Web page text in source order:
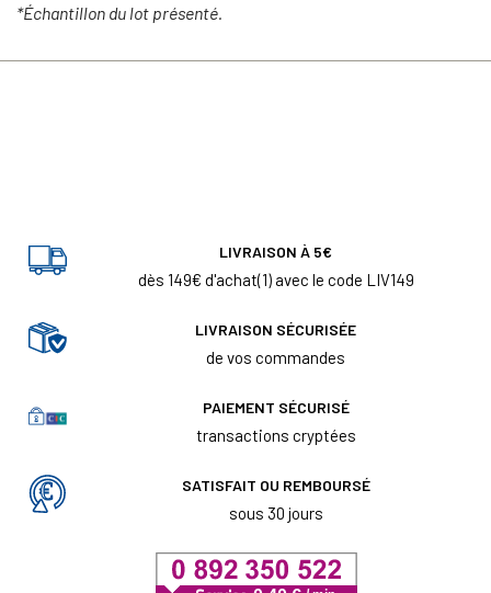
*Échantillon du lot présenté.
LIVRAISON À 5€
dès 149€ d'achat(1) avec le code LIV149
LIVRAISON SÉCURISÉE
de vos commandes
PAIEMENT SÉCURISÉ
transactions cryptées
SATISFAIT OU REMBOURSÉ
sous 30 jours